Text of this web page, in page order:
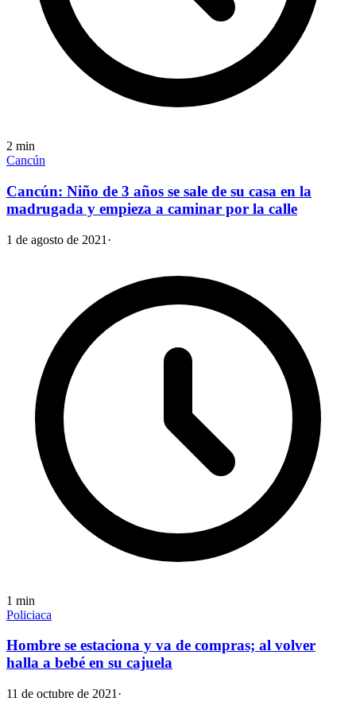
2 min
Cancún
Cancún: Niño de 3 años se sale de su casa en la
madrugada y empieza a caminar por la calle
1 de agosto de 2021 ·
1 min
Policiaca
Hombre se estaciona y va de compras; al volver
halla a bebé en su cajuela
11 de octubre de 2021 ·